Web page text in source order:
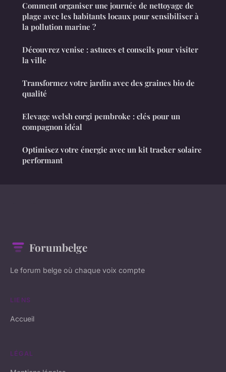
Comment organiser une journée de nettoyage de
plage avec les habitants locaux pour sensibiliser à
la pollution marine ?
Découvrez venise : astuces et conseils pour visiter
la ville
Transformez votre jardin avec des graines bio de
qualité
Elevage welsh corgi pembroke : clés pour un
compagnon idéal
Optimisez votre énergie avec un kit tracker solaire
performant
Forumbelge
Le forum belge où chaque voix compte
LIENS
Accueil
LÉGAL